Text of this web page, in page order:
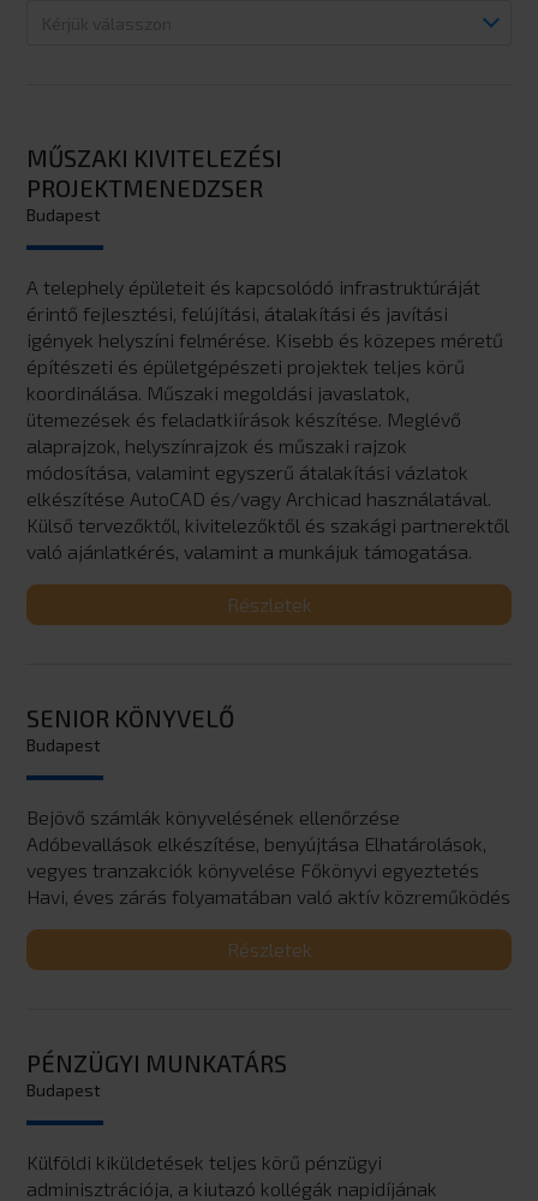
pozíciók
listája.
MŰSZAKI KIVITELEZÉSI
PROJEKTMENEDZSER
Budapest
A telephely épületeit és kapcsolódó infrastruktúráját
érintő fejlesztési, felújítási, átalakítási és javítási
igények helyszíni felmérése. Kisebb és közepes méretű
építészeti és épületgépészeti projektek teljes körű
koordinálása. Műszaki megoldási javaslatok,
ütemezések és feladatkiírások készítése. Meglévő
alaprajzok, helyszínrajzok és műszaki rajzok
módosítása, valamint egyszerű átalakítási vázlatok
elkészítése AutoCAD és/vagy Archicad használatával.
Külső tervezőktől, kivitelezőktől és szakági partnerektől
való ajánlatkérés, valamint a munkájuk támogatása.
Részletek
SENIOR KÖNYVELŐ
Budapest
Bejövő számlák könyvelésének ellenőrzése
Adóbevallások elkészítése, benyújtása Elhatárolások,
vegyes tranzakciók könyvelése Főkönyvi egyeztetés
Havi, éves zárás folyamatában való aktív közreműködés
Részletek
PÉNZÜGYI MUNKATÁRS
Budapest
Külföldi kiküldetések teljes körű pénzügyi
adminisztrációja, a kiutazó kollégák napidíjának